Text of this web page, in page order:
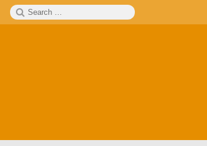
Search
for: